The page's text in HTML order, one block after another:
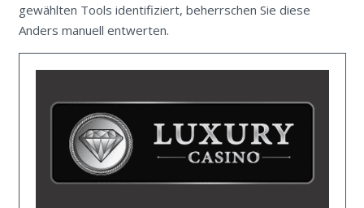
gewählten Tools identifiziert, beherrschen Sie diese
Anders manuell entwerten.